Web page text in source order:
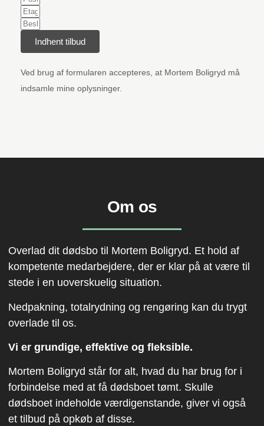
Indhent tilbud
Ved brug af formularen accepteres, at Mortem Boligryd må
indsamle mine oplysninger.
Om os
Overlad dit dødsbo til Mortem Boligryd. Et hold af
kompetente medarbejdere, der er klar på at være til
stede i en uoverskuelig situation.
Nedpakning, totalrydning og rengøring kan du trygt
overlade til os.
Vi er grundige, effektive og fleksible.
Mortem Boligryd står for alt, hvad du har brug for i
forbindelse med at få dødsboet tømt. Skulle
dødsboet indeholde værdigenstande, giver vi også
et tilbud på opkøb af disse.